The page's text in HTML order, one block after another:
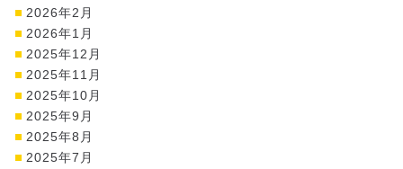
2026年2月
2026年1月
2025年12月
2025年11月
2025年10月
2025年9月
2025年8月
2025年7月